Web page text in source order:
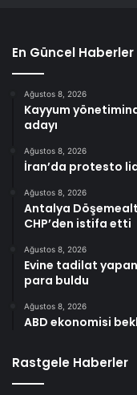
En Güncel Haberler
Ağustos 8, 2026
Kayyum
adayı
Ağustos 8, 2026
İran’da protesto
Ağustos 8, 2026
Antalya
CHP’den istifa etti
Ağustos 8, 2026
Evine tadilat
para buldu
Ağustos 8, 2026
ABD ekonomisi
Rastgele Haberler